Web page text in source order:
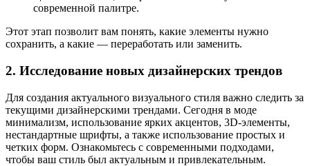
современной палитре.
Этот этап позволит вам понять, какие элементы нужно
сохранить, а какие — переработать или заменить.
2. Исследование новых дизайнерских трендов
Для создания актуального визуального стиля важно следить за
текущими дизайнерскими трендами. Сегодня в моде
минимализм, использование ярких акцентов, 3D-элементы,
нестандартные шрифты, а также использование простых и
четких форм. Ознакомьтесь с современными подходами,
чтобы ваш стиль был актуальным и привлекательным.